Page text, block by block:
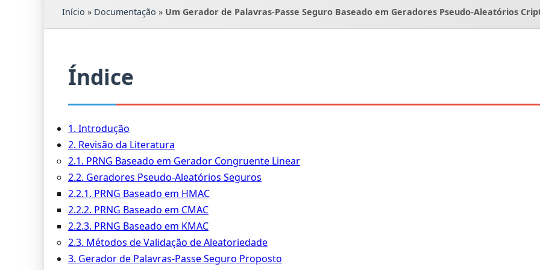
Início » Documentação » Um Gerador de Palavras-Passe Seguro Baseado em Geradores Pseudo-Aleatórios
Índice
1. Introdução
2. Revisão da Literatura
2.1. PRNG Baseado em Gerador Congruente Linear
2.2. Geradores Pseudo-Aleatórios Seguros
2.2.1. PRNG Baseado em HMAC
2.2.2. PRNG Baseado em CMAC
2.2.3. PRNG Baseado em KMAC
2.3. Métodos de Validação de Aleatoriedade
3. Gerador de Palavras-Passe Seguro Proposto